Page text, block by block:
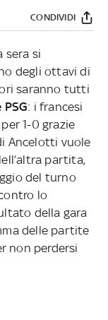
CONDIVIDI
sera si
degli ottavi di
saranno tutti
: i francesi
1-0 grazie
Ancelotti vuole
partita,
del turno
lo
della gara
delle partite
non perdersi